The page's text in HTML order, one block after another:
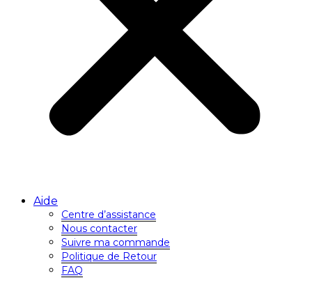
Aide
Centre d’assistance
Nous contacter
Suivre ma commande
Politique de Retour
FAQ